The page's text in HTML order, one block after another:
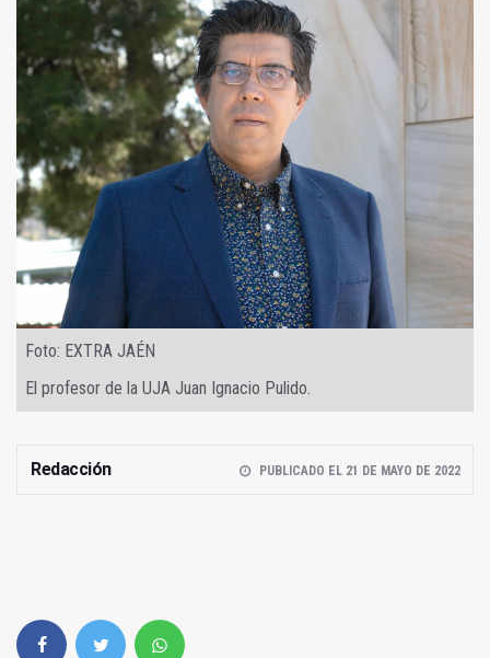
Foto: EXTRA JAÉN
El profesor de la UJA Juan Ignacio Pulido.
Redacción PUBLICADO EL 21 DE MAYO DE 2022